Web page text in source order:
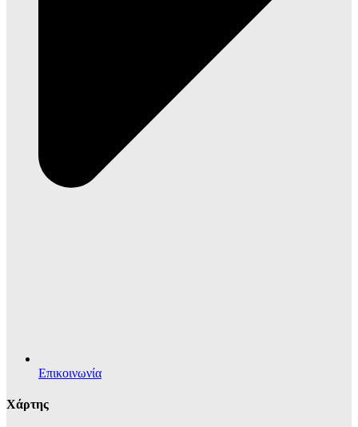
Επικοινωνία
Χάρτης